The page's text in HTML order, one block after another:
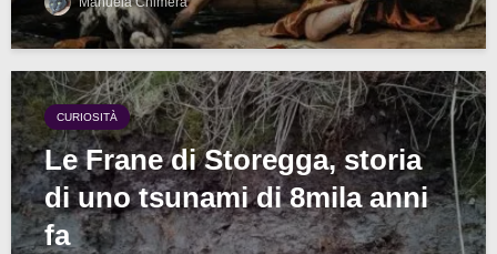
CURIOSITÀ
Le Frane di Storegga, storia
di uno tsunami di 8mila anni
fa